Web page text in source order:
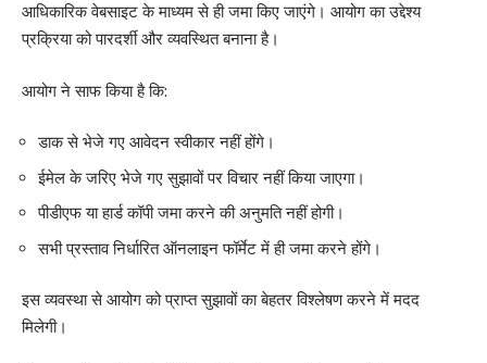
आधिकारिक वेबसाइट के माध्यम से ही जमा किए जाएंगे। आयोग का उद्देश्य
प्रक्रिया को पारदर्शी और व्यवस्थित बनाना है।
आयोग ने साफ किया है कि:
डाक से भेजे गए आवेदन स्वीकार नहीं होंगे।
ईमेल के जरिए भेजे गए सुझावों पर विचार नहीं किया जाएगा।
पीडीएफ या हार्ड कॉपी जमा करने की अनुमति नहीं होगी।
सभी प्रस्ताव निर्धारित ऑनलाइन फॉर्मेट में ही जमा करने होंगे।
इस व्यवस्था से आयोग को प्राप्त सुझावों का बेहतर विश्लेषण करने में मदद
मिलेगी।